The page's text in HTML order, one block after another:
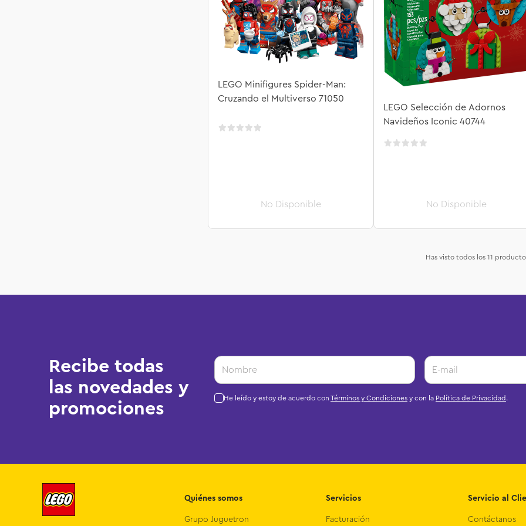
LEGO Minifigures Spider-Man:
Cruzando el Multiverso 71050
LEGO Selección de Adornos
Navideños Iconic 40744
Has visto todos los 11
Recibe todas
las novedades y
promociones
He leído y estoy de acuerdo con Términos y Condiciones y con la Política de Privacidad .
Quiénes somos
Grupo Juguetron
Servicios
Facturación
Servicio al
Contáctanos